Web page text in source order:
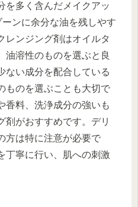
を多く含んだメイクアッ
ンに余分な油を残しやす
レンジング剤はオイルタ
油溶性のものを選ぶと良
ない成分を配合している
ものを選ぶことも大切で
香料、洗浄成分の強いも
剤がおすすめです。デリ
方は特に注意が必要で
丁寧に行い、肌への刺激